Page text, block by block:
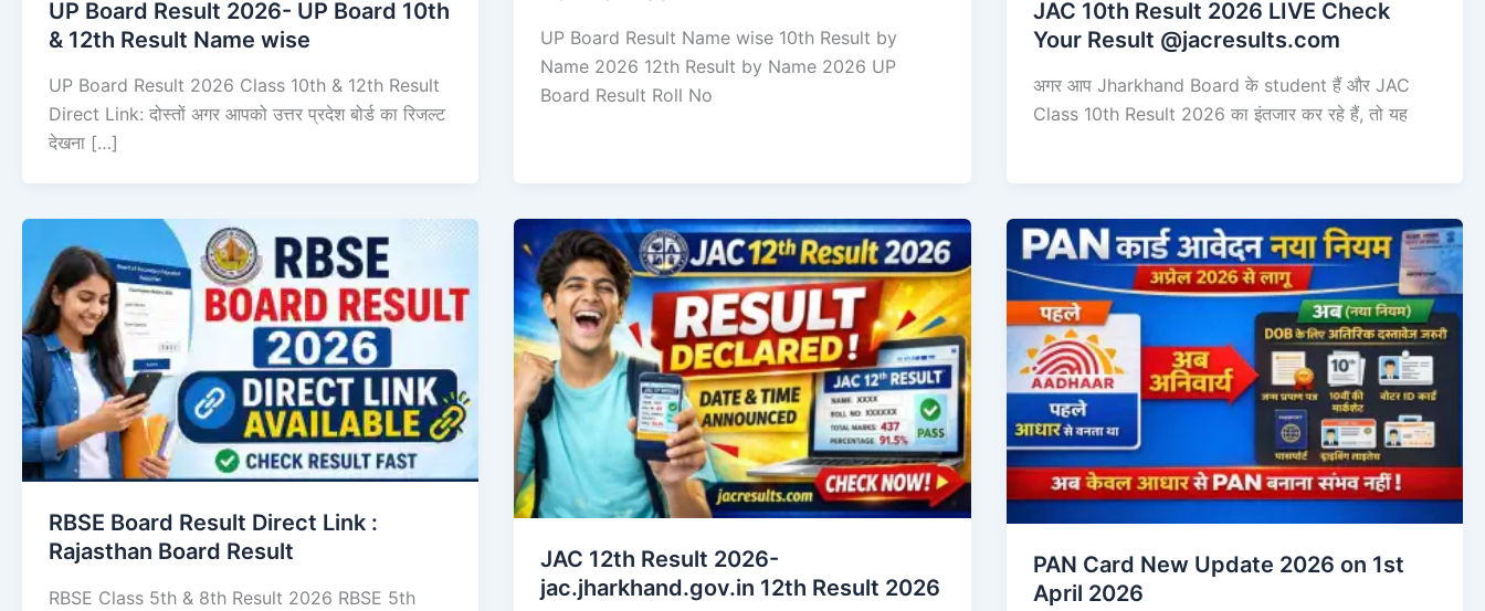
UP Board Result 2026- UP Board 10th
& 12th Result Name wise
UP Board Result 2026 Class 10th & 12th Result
Direct Link: दोस्तों अगर आपको उत्तर प्रदेश बोर्ड का रिजल्ट
देखना […]
UP Board Result Name wise 10th Result by
Name 2026 12th Result by Name 2026 UP
Board Result Roll No
JAC 10th Result 2026 LIVE Check
Your Result @jacresults.com
अगर आप Jharkhand Board के student हैं और JAC
Class 10th Result 2026 का इंतजार कर रहे हैं, तो यह
RBSE Board Result Direct Link : ​
Rajasthan Board Result
RBSE Class 5th & 8th Result 2026 RBSE 5th
JAC 12th Result 2026-
jac.jharkhand.gov.in 12th Result 2026
PAN Card New Update 2026 on 1st
April 2026